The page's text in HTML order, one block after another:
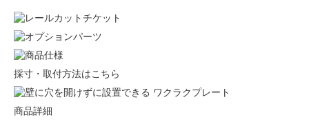
採寸・取付方法はこちら
商品詳細